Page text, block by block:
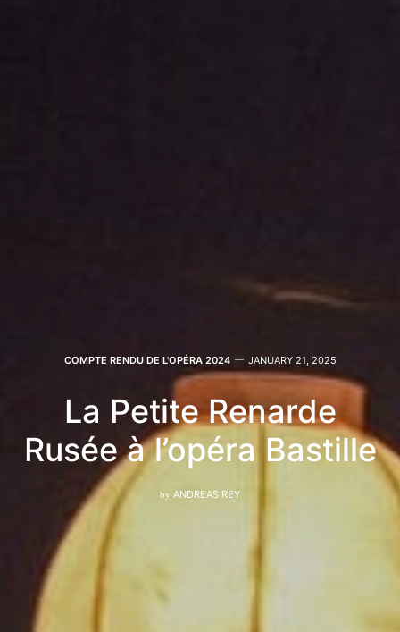
COMPTE RENDU DE L'OPÉRA 2024 JANUARY 21, 2025
La Petite Renarde
Rusée à l’opéra Bastille
by ANDREAS REY